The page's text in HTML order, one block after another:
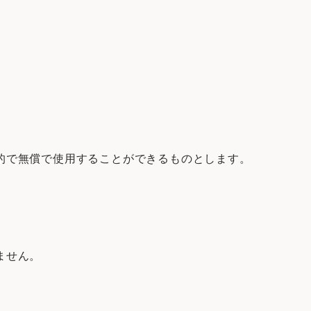
無償で使用することができるものとします。
ん。